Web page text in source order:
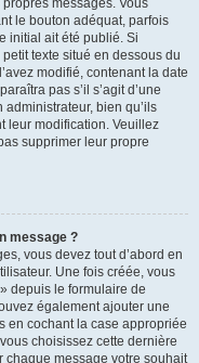
messages. Vous
le bouton adéquat, parfois
initial ait été publié. Si
texte situé en dessous du
modifié, contenant la date
pas s’il s’agit d’une
bien qu’ils
leur modification. Veuillez
supprimer leur propre
message ?
vous devez tout d’abord en
Une fois créée, vous
depuis le formulaire de
également ajouter une
en cochant la case appropriée
choisissez cette dernière
chaque message votre souhait